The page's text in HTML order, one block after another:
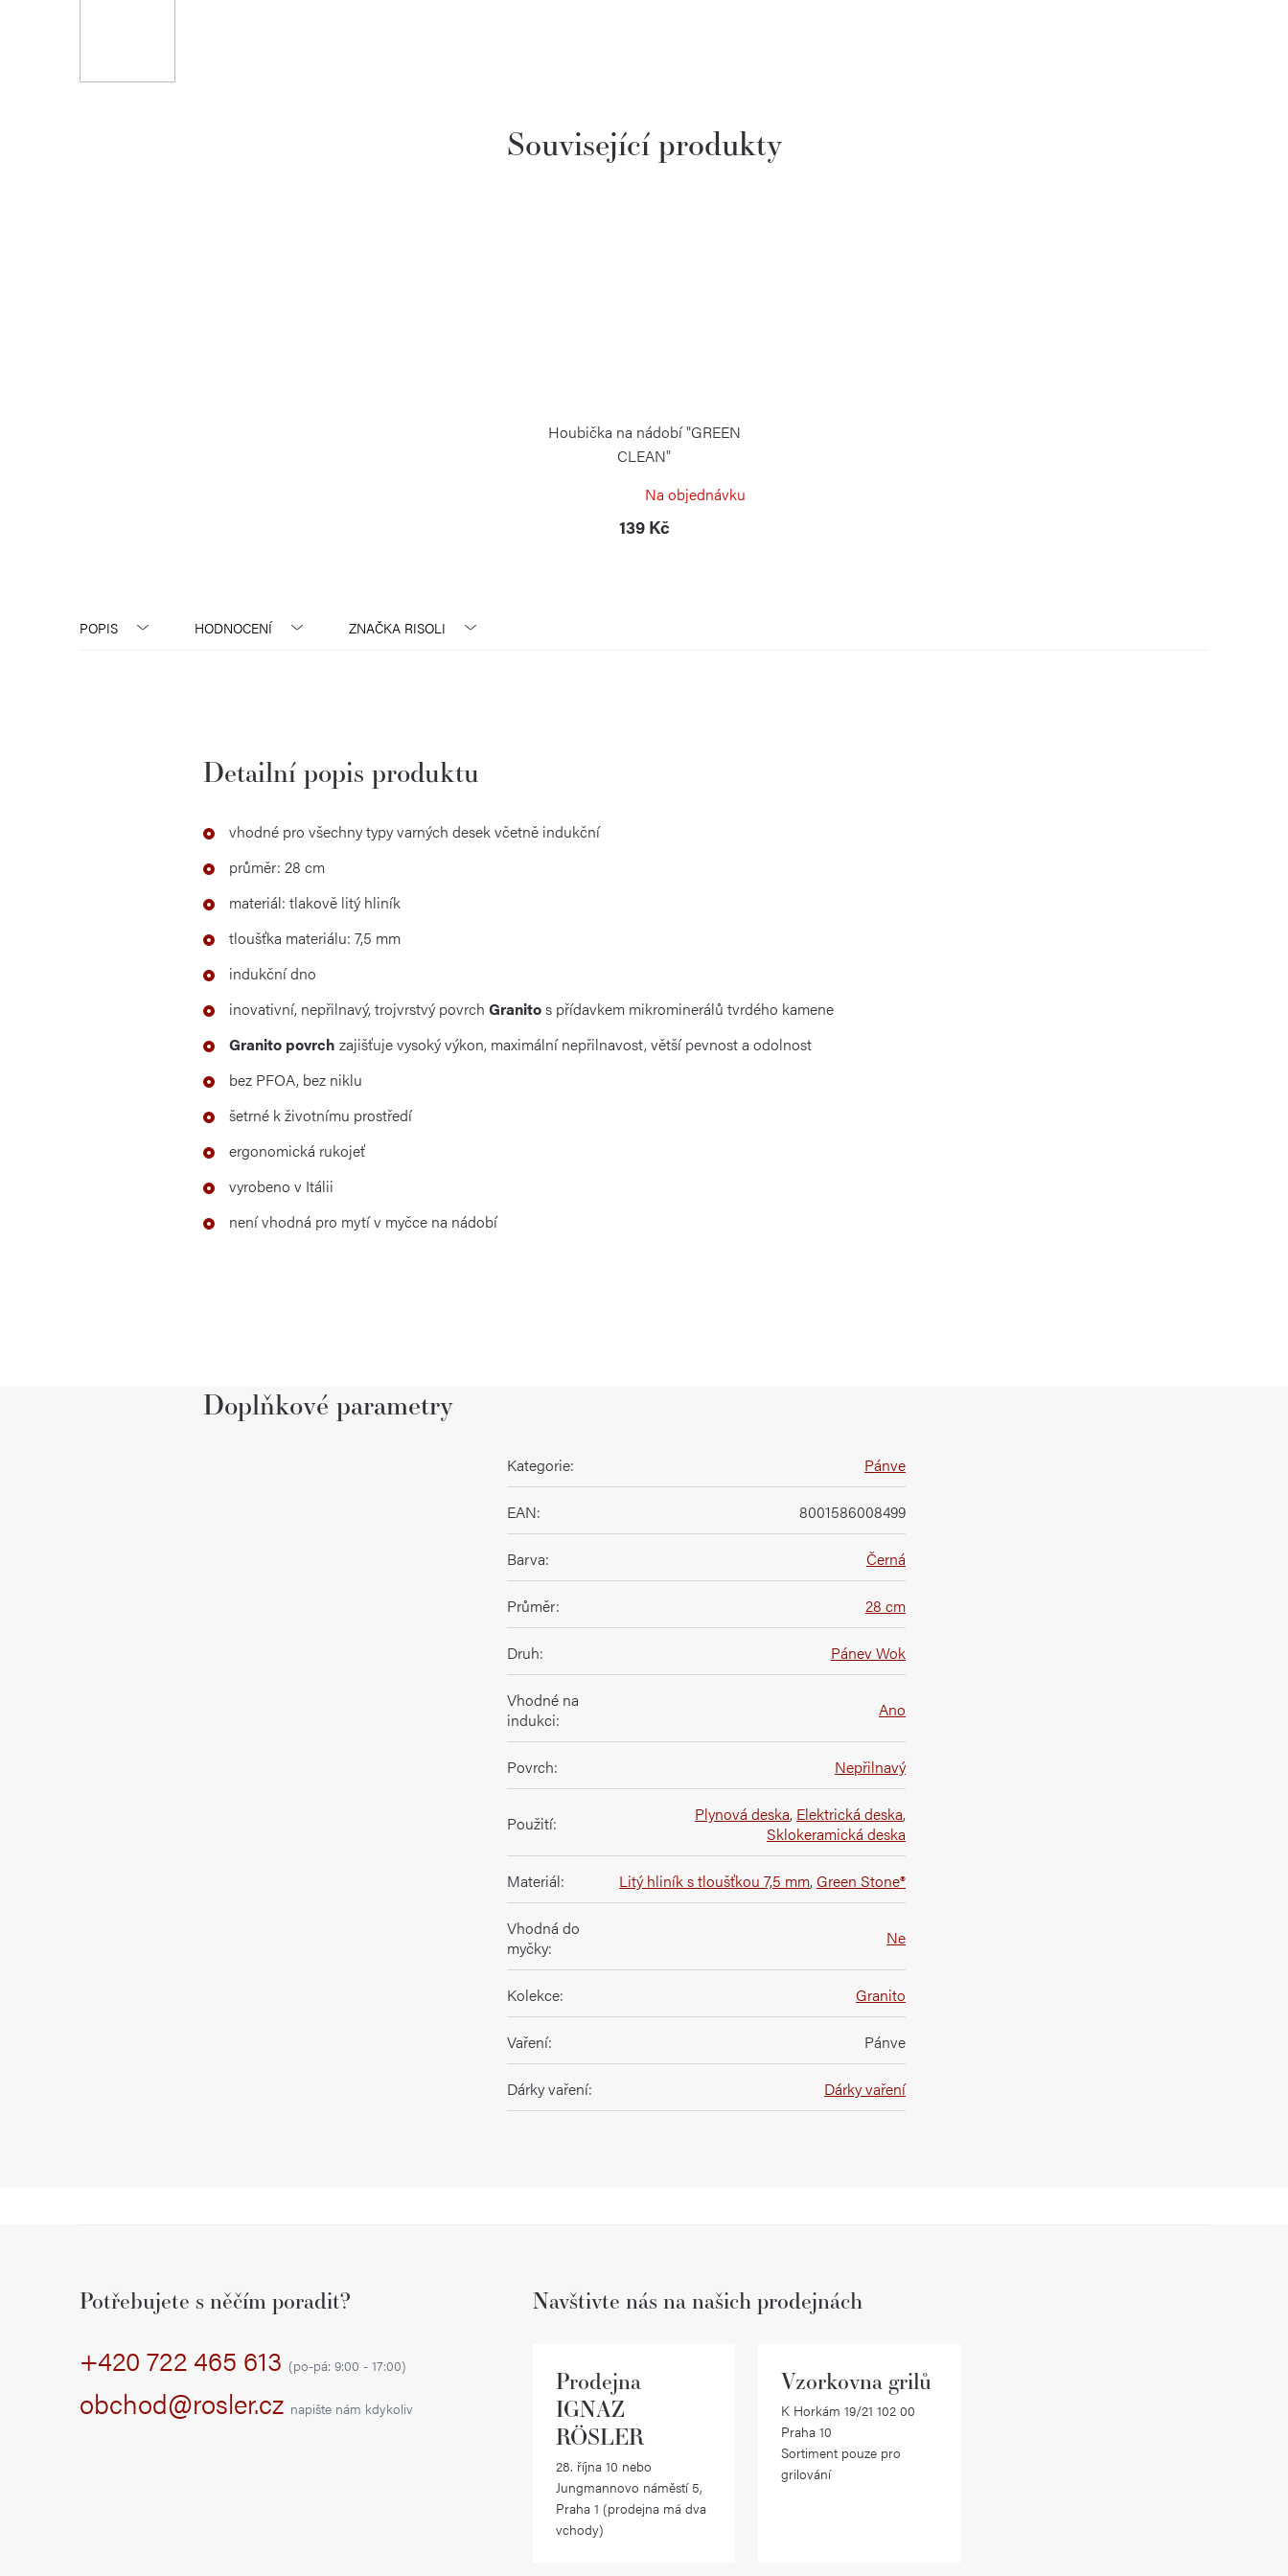
Související produkty
Houbička na nádobí "GREEN
CLEAN"
Na objednávku
139 Kč
POPIS HODNOCENÍ ZNAČKA RISOLI
Detailní popis produktu
vhodné pro všechny typy varných desek včetně indukční
průměr: 28 cm
materiál: tlakově litý hliník
tloušťka materiálu: 7,5 mm
indukční dno
inovativní, nepřilnavý, trojvrstvý povrch Granitos přídavkem mikrominerálů tvrdého kamene
Granito povrch zajišťuje vysoký výkon, maximální nepřilnavost, větší pevnost a odolnost
bez PFOA, bez niklu
šetrné k životnímu prostředí
ergonomická rukojeť
vyrobeno v Itálii
není vhodná pro mytí v myčce na nádobí
Doplňkové parametry
Kategorie: Pánve
EAN: 8001586008499
Barva: Černá
Průměr: 28 cm
Druh: Pánev Wok
Vhodné na
indukci: Ano
Povrch: Nepřilnavý
Použití: Plynová deska, Elektrická deska,
Sklokeramická deska
Materiál: Litý hliník s tloušťkou 7,5 mm,Green Stone®
Vhodná do
myčky: Ne
Kolekce: Granito
Vaření: Pánve
Dárky vaření: Dárky vaření
Potřebujete s něčím poradit?
+420 722 465 613 (po-pá: 9:00 - 17:00)
obchod@rosler.cz napište nám kdykoliv
Navštivte nás na našich prodejnách
Prodejna
IGNAZ
RÖSLER
28. října 10 nebo
Jungmannovo náměstí 5,
Praha 1 (prodejna má dva
vchody)
Vzorkovna grilů
K Horkám 19/21 102 00
Praha 10
Sortiment pouze pro
grilování